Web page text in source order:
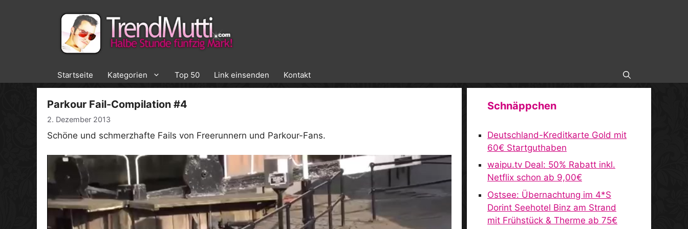
Startseite Kategorien Top 50 Link einsenden Kontakt
Parkour Fail-Compilation #4
2. Dezember 2013
Schöne und schmerzhafte Fails von Freerunnern und Parkour-Fans.
Schnäppchen
Deutschland-Kreditkarte Gold mit
60€ Startguthaben
waipu.tv Deal: 50% Rabatt inkl.
Netflix schon ab 9,00€
Ostsee: Übernachtung im 4*S
Dorint Seehotel Binz am Strand
mit Frühstück & Therme ab 75€